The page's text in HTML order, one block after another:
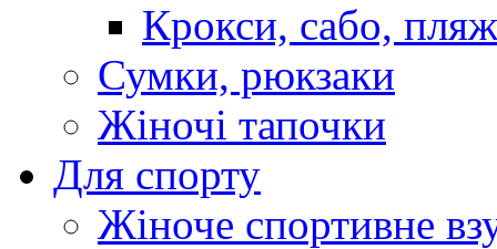
Крокси, сабо,
Сумки, рюкзаки
Жіночі тапочки
Для спорту
Жіноче спортивне